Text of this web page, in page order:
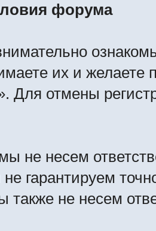
форума
их и желаете
Для отмены
не несем
гарантируем
не несем